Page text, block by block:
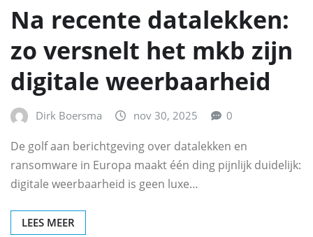
Na recente datalekken:
zo versnelt het mkb zijn
digitale weerbaarheid
Dirk Boersma nov 30, 2025 0
De golf aan berichtgeving over datalekken en
ransomware in Europa maakt één ding pijnlijk duidelijk:
digitale weerbaarheid is geen luxe…
LEES MEER